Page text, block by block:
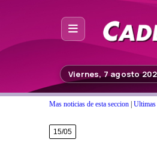
Noticias
Fuera de Foco
Viernes, 7 agosto
Mas noticias de esta seccion Ultimas
15/05